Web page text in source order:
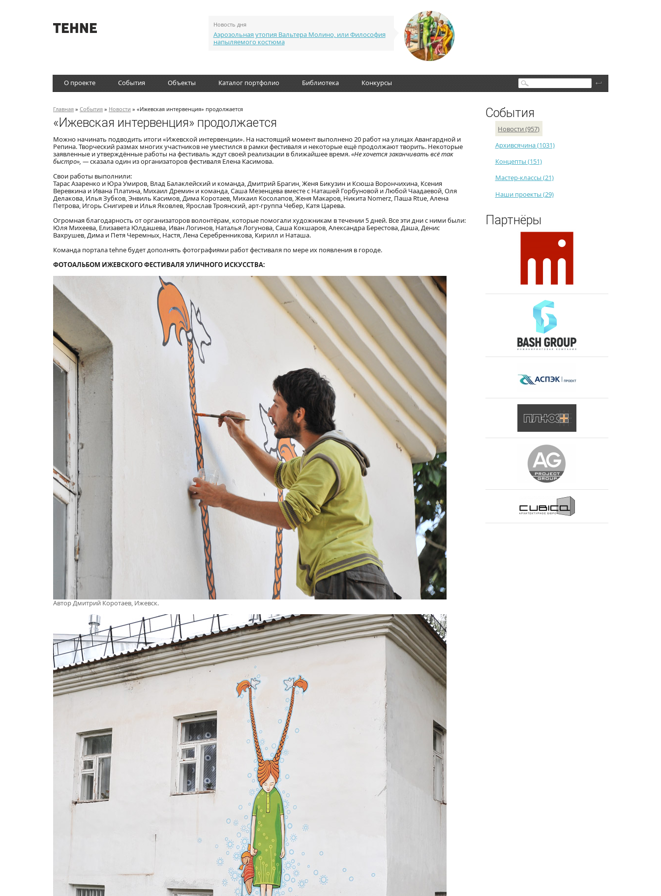
Новость дня
Аэрозольная утопия Вальтера Молино, или Философия
напыляемого костюма
О проекте События Объекты Каталог портфолио Библиотека Конкурсы Поиск
Главная » События » Новости » «Ижевская интервенция» продолжается
«Ижевская интервенция» продолжается
Можно начинать подводить итоги «Ижевской интервенции». На настоящий момент выполнено 20 работ на улицах Авангардной и
Репина. Творческий размах многих участников не уместился в рамки фестиваля и некоторые ещё продолжают творить. Некоторые
заявленные и утверждённые работы на фестиваль ждут своей реализации в ближайшее время.«Не хочется заканчивать всё так
быстро», —сказала один из организаторов фестиваля Елена Касимова.
Свои работы выполнили:
Тарас Азаренко и Юра Умиров, Влад Балаклейский и команда, Дмитрий Брагин, Женя Бикузин и Ксюша Ворончихина, Ксения
Веревкина и Ивана Платина, Михаил Дремин и команда, Саша Мезенцева вместе с Наташей Горбуновой и Любой Чаадаевой, Оля
Делакова, Илья Зубков, Энвиль Касимов, Дима Коротаев, Михаил Косолапов, Женя Макаров, Никита Nomerz, Паша Rtue, Алена
Петрова, Игорь Снигирев и Илья Яковлев, Ярослав Троянский, арт-группа Чебер, Катя Царева.
Огромная благодарность от организаторов волонтёрам, которые помогали художникам в течении 5 дней. Все эти дни с ними были:
Юля Михеева, Елизавета Юлдашева, Иван Логинов, Наталья Логунова, Саша Кокшаров, Александра Берестова, Даша, Денис
Вахрушев, Дима и Петя Черемных, Настя, Лена Серебренникова, Кирилл и Наташа.
Команда портала tehne будет дополнять фотографиями работ фестиваля по мере их появления в городе.
ФОТОАЛЬБОМ ИЖЕВСКОГО ФЕСТИВАЛЯ УЛИЧНОГО ИСКУССТВА:
Автор Дмитрий Коротаев, Ижевск.
События
Новости (957)
Архивсячина (1031)
Концепты (151)
Мастер-классы (21)
Наши проекты (29)
Партнёры